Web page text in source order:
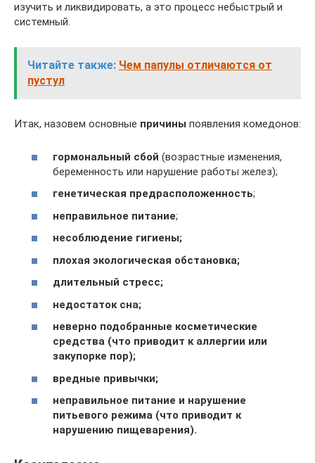
изучить и ликвидировать, а это процесс небыстрый и
системный.
Читайте также: Чем папулы отличаются от
пустул
Итак, назовем основные причины появления комедонов:
гормональный сбой (возрастные изменения,
беременность или нарушение работы желез);
генетическая предрасположенность;
неправильное питание;
несоблюдение гигиены;
плохая экологическая обстановка;
длительный стресс;
недостаток сна;
неверно подобранные косметические
средства (что приводит к аллергии или
закупорке пор);
вредные привычки;
неправильное питание и нарушение
питьевого режима (что приводит к
нарушению пищеварения).